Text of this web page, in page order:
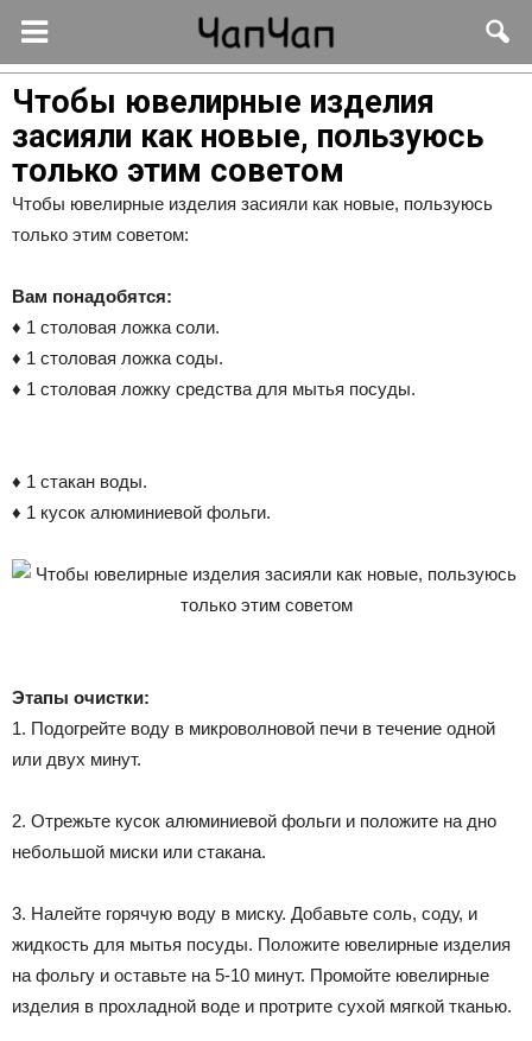
Чтобы ювелирные изделия
засияли как новые, пользуюсь
только этим советом
Чтобы ювелирные изделия засияли как новые, пользуюсь
только этим советом:
Вам понадобятся:
♦ 1 столовая ложка соли.
♦ 1 столовая ложка соды.
♦ 1 столовая ложку средства для мытья посуды.
♦ 1 стакан воды.
♦ 1 кусок алюминиевой фольги.
Этапы очистки:
1. Подогрейте воду в микроволновой печи в течение одной
или двух минут.
2. Отрежьте кусок алюминиевой фольги и положите на дно
небольшой миски или стакана.
3. Налейте горячую воду в миску. Добавьте соль, соду, и
жидкость для мытья посуды. Положите ювелирные изделия
на фольгу и оставьте на 5-10 минут. Промойте ювелирные
изделия в прохладной воде и протрите сухой мягкой тканью.